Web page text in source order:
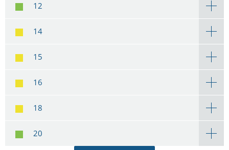
12
14
15
16
18
20